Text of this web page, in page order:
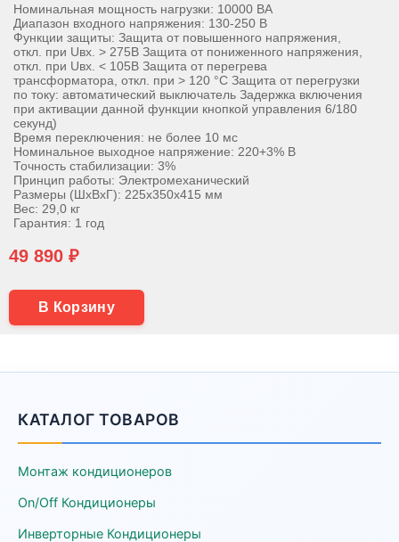
Номинальная мощность нагрузки: 10000 ВА
Диапазон входного напряжения: 130-250 В
Функции защиты: Защита от повышенного напряжения,
откл. при Uвх. > 275В Защита от пониженного напряжения,
откл. при Uвх. < 105В Защита от перегрева
трансформатора, откл. при > 120 °С Защита от перегрузки
по току: автоматический выключатель Задержка включения
при активации данной функции кнопкой управления 6/180
секунд)
Время переключения: не более 10 мс
Номинальное выходное напряжение: 220+3% В
Точность стабилизации: 3%
Принцип работы: Электромеханический
Размеры (ШхВхГ): 225х350х415 мм
Вес: 29,0 кг
Гарантия: 1 год
49 890 ₽
В Корзину
КАТАЛОГ ТОВАРОВ
Монтаж кондиционеров
On/Off Кондиционеры
Инверторные Кондиционеры